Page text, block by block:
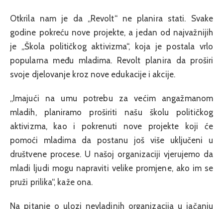
Otkrila nam je da „Revolt“ ne planira stati. Svake
godine pokreću nove projekte, a jedan od najvažnijih
je „Škola političkog aktivizma“, koja je postala vrlo
popularna među mladima. Revolt planira da proširi
svoje djelovanje kroz nove edukacije i akcije.
„Imajući na umu potrebu za većim angažmanom
mladih, planiramo proširiti našu školu političkog
aktivizma, kao i pokrenuti nove projekte koji će
pomoći mladima da postanu još više uključeni u
društvene procese. U našoj organizaciji vjerujemo da
mladi ljudi mogu napraviti velike promjene, ako im se
pruži prilika“, kaže ona.
Na pitanje o ulozi nevladinih organizacija u jačanju